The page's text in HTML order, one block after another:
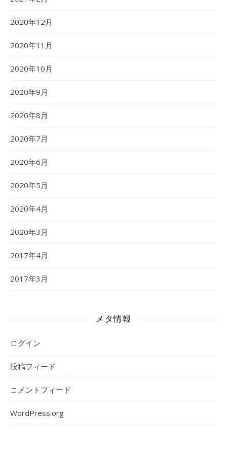
2020年12月
2020年11月
2020年10月
2020年9月
2020年8月
2020年7月
2020年6月
2020年5月
2020年4月
2020年3月
2017年4月
2017年3月
メタ情報
ログイン
投稿フィード
コメントフィード
WordPress.org